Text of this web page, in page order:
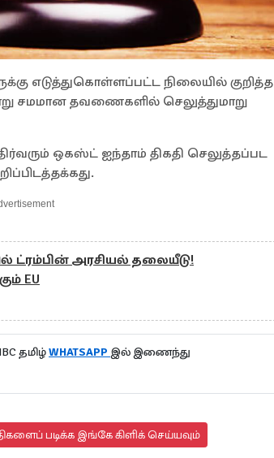
எடுத்துகொள்ளப்பட்ட நிலையில் குறித்த
சமமான தவணைகளில் செலுத்துமாறு
ஒகஸ்ட் ஐந்தாம் திகதி செலுத்தப்பட
ட்ரம்பின் அரசியல் தலையீடு!
EU
தமிழ்WHATSAPP இல் இணைந்து
படிக்க இங்கே கிளிக் செய்யவும்